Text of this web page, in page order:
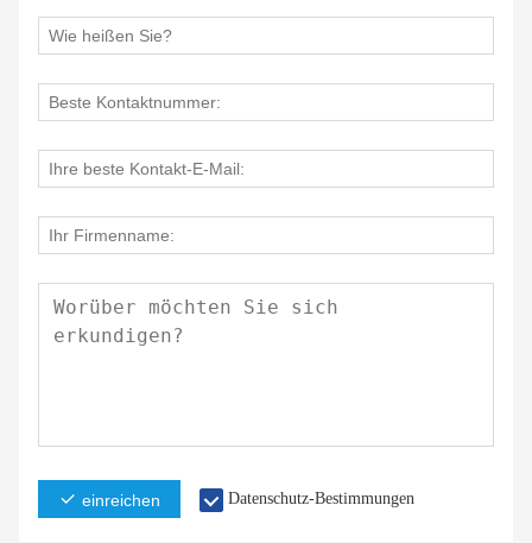
einreichen Datenschutz-Bestimmungen